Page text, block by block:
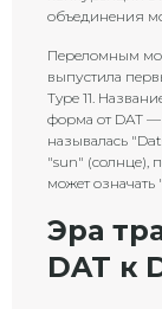
объединения
Переломным
выпустила
Type 11.
форма от DAT —
называлась
"sun" (солнце),
может означать
Эра
DAT к